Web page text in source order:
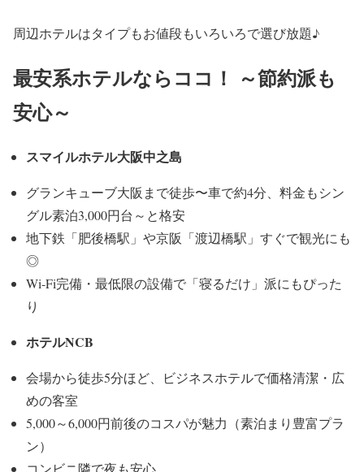
周辺ホテルはタイプもお値段もいろいろで選び放題♪
最安系ホテルならココ！ ～節約派も
安心～
スマイルホテル大阪中之島
グランキューブ大阪まで徒歩〜車で約4分、料金もシン
グル素泊3,000円台～と格安
地下鉄「肥後橋駅」や京阪「渡辺橋駅」すぐで観光にも
◎
Wi-Fi完備・最低限の設備で「寝るだけ」派にもぴった
り
ホテルNCB
会場から徒歩5分ほど、ビジネスホテルで価格清潔・広
めの客室
5,000～6,000円前後のコスパが魅力（素泊まり豊富プラ
ン）
コンビニ隣で夜も安心